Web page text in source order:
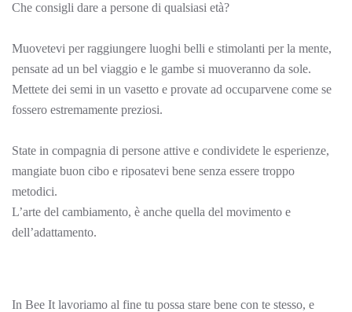
Che consigli dare a persone di qualsiasi età?
Muovetevi per raggiungere luoghi belli e stimolanti per la mente,
pensate ad un bel viaggio e le gambe si muoveranno da sole.
Mettete dei semi in un vasetto e provate ad occuparvene come se
fossero estremamente preziosi.
State in compagnia di persone attive e condividete le esperienze,
mangiate buon cibo e riposatevi bene senza essere troppo
metodici.
L’arte del cambiamento, è anche quella del movimento e
dell’adattamento.
In Bee It lavoriamo al fine tu possa stare bene con te stesso, e